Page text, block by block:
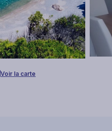
Voir la carte